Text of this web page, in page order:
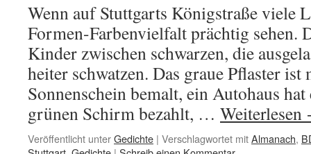
Wenn auf Stuttgarts Königstraße viele
Formen-Farbenvielfalt prächtig sehen.
Kinder zwischen schwarzen, die
heiter schwatzen. Das graue Pflaster ist
Sonnenschein bemalt, ein Autohaus
grünen Schirm bezahlt, … Weiterlesen
Veröffentlicht unterGedichte | Verschlagwortet mitAlmanach,